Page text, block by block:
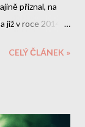
přiznal, na
již v roce 2014.
jsou tučně.
CELÝ ČLÁNEK »